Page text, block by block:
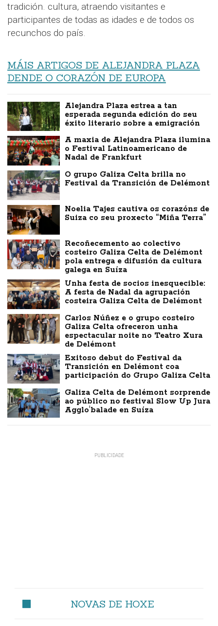
tradición. cultura, atraendo visitantes e
participantes de todas as idades e de todos os
recunchos do país.
MÁIS ARTIGOS DE ALEJANDRA PLAZA
DENDE O CORAZÓN DE EUROPA
Alejandra Plaza estrea a tan
esperada segunda edición do seu
éxito literario sobre a emigración
A maxia de Alejandra Plaza ilumina
o Festival Latinoamericano de
Nadal de Frankfurt
O grupo Galiza Celta brilla no
Festival da Transición de Delémont
Noelia Tajes cautiva os corazóns de
Suiza co seu proxecto “Miña Terra”
Recoñecemento ao colectivo
costeiro Galiza Celta de Delémont
pola entrega e difusión da cultura
galega en Suíza
Unha festa de socios inesquecible:
A festa de Nadal da agrupación
costeira Galiza Celta de Delémont
Carlos Núñez e o grupo costeiro
Galiza Celta ofreceron unha
espectacular noite no Teatro Xura
de Delémont
Exitoso debut do Festival da
Transición en Delémont coa
participación do Grupo Galiza Celta
Galiza Celta de Delémont sorprende
ao público no festival Slow Up Jura
Agglo'balade en Suíza
NOVAS DE HOXE